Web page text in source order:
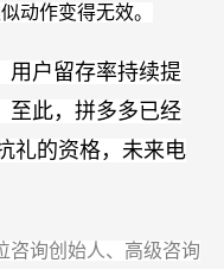
动作变得无效。
用户留存率持续提
至此，拼多多已经
礼的资格，未来电
咨询创始人、高级咨询